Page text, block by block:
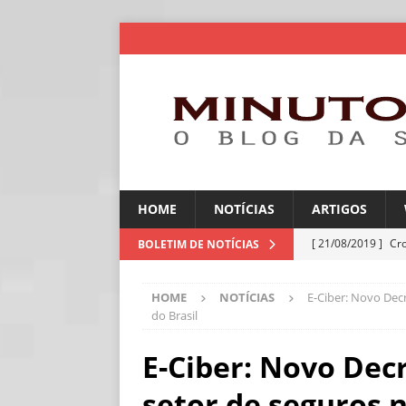
HOME NOTÍCIAS ARTIGOS
BOLETIM DE NOTÍCIAS [ 21/08/2019 ]
[ 06/08/2026 ]
[ 06/08/2026 ]
[ 06/08/2026 ]
IA
HOME NOTÍCIAS
E-Ciber: Novo
do Brasil
E-Ciber: Novo